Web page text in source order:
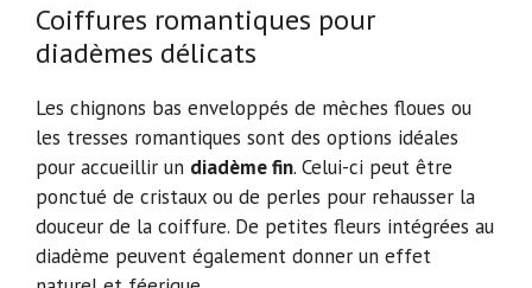
Coiffures romantiques pour
diadèmes délicats
Les chignons bas enveloppés de mèches floues ou
les tresses romantiques sont des options idéales
pour accueillir un diadème fin. Celui-ci peut être
ponctué de cristaux ou de perles pour rehausser la
douceur de la coiffure. De petites fleurs intégrées au
diadème peuvent également donner un effet